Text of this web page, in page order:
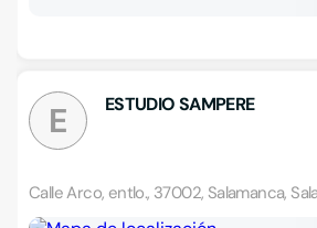
E ESTUDIO SAMPERE
Calle Arco, entlo., 37002, Salamanca,